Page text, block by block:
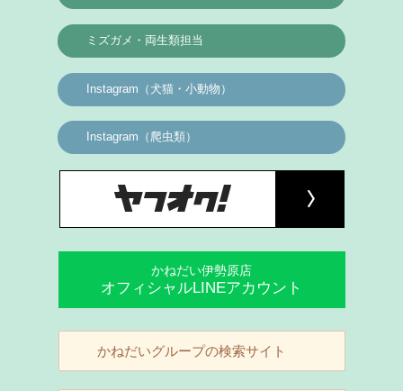
ミズガメ・両生類担当
Instagram（犬猫・小動物）
Instagram（爬虫類）
かねだい伊勢原店
オフィシャルLINEアカウント
かねだいグループの検索サイト